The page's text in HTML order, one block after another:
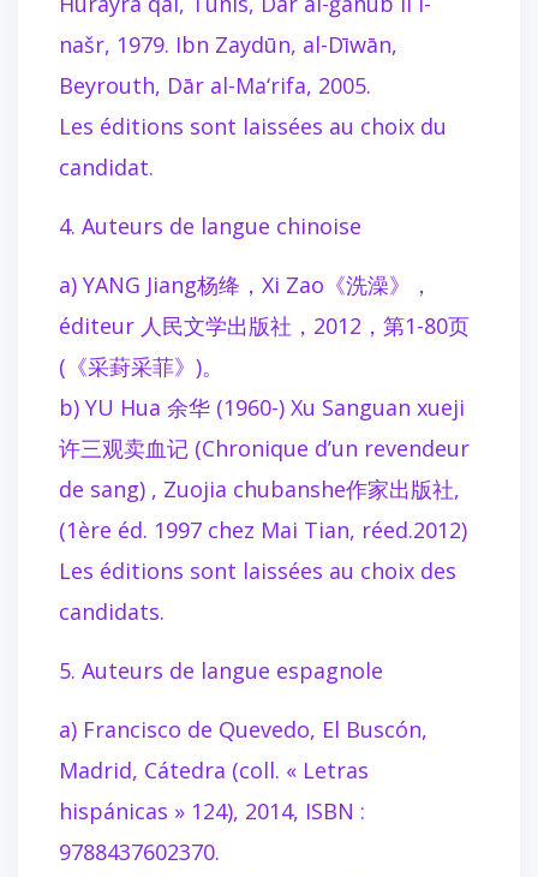
našr, 1979. Ibn Zaydūn, al-Dīwān,
Beyrouth, Dār al-Ma‘rifa, 2005.
Les éditions sont laissées au choix du
candidat.
4. Auteurs de langue chinoise
a) YANG Jiang杨绛，Xi Zao《洗澡》，
éditeur 人民文学出版社，2012，第1-80页
(《采葑采菲》)。
b) YU Hua 余华 (1960-) Xu Sanguan xueji
许三观卖血记 (Chronique d’un revendeur
de sang) , Zuojia chubanshe作家出版社,
(1ère éd. 1997 chez Mai Tian, réed.2012)
Les éditions sont laissées au choix des
candidats.
5. Auteurs de langue espagnole
a) Francisco de Quevedo, El Buscón,
Madrid, Cátedra (coll. « Letras
hispánicas » 124), 2014, ISBN :
9788437602370.